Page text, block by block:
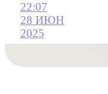
22:07
28 ИЮН
2025